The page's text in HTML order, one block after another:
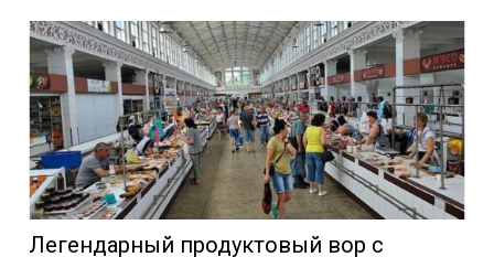
Легендарный продуктовый вор с